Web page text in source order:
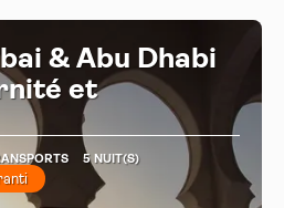
& Abu Dhabi
et
5 NUIT(S)